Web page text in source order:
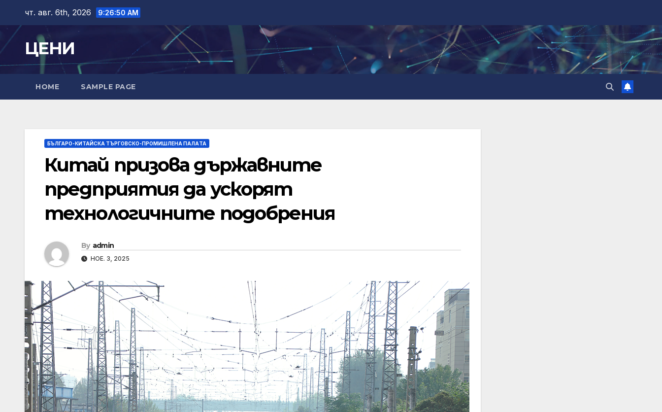
content
чт. авг. 6th, 2026 9:26:51 AM
ЦЕНИ
HOME SAMPLE PAGE
БЪЛГАРО-КИТАЙСКА ТЪРГОВСКО-ПРОМИШЛЕНА ПАЛAТА
Китай призова държавните
предприятия да ускорят
технологичните подобрения
By admin
НОЕ. 3, 2025